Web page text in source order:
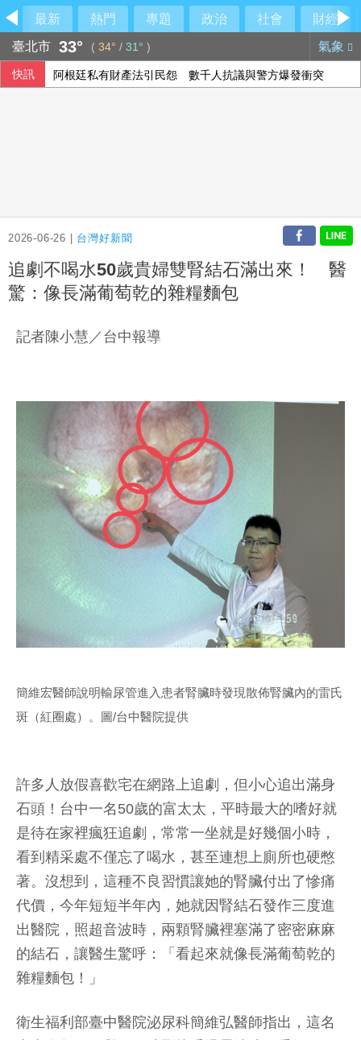
最新 熱門 專題 政治 社會
財經
臺北市 33° ( 34° / 31° ) 氣象
快訊 高齡博覽會登場 經長：2年助開發279項高齡科技產品
2026-06-26 | 台灣好新聞
追劇不喝水50歲貴婦雙腎結石滿出來！ 醫
驚：像長滿葡萄乾的雜糧麵包
記者陳小慧／台中報導
簡維宏醫師說明輸尿管進入患者腎臟時發現散佈腎臟內的雷氏
斑（紅圈處）。圖/台中醫院提供
許多人放假喜歡宅在網路上追劇，但小心追出滿身
石頭！台中一名50歲的富太太，平時最大的嗜好就
是待在家裡瘋狂追劇，常常一坐就是好幾個小時，
看到精采處不僅忘了喝水，甚至連想上廁所也硬憋
著。沒想到，這種不良習慣讓她的腎臟付出了慘痛
代價，今年短短半年內，她就因腎結石發作三度進
出醫院，照超音波時，兩顆腎臟裡塞滿了密密麻麻
的結石，讓醫生驚呼：「看起來就像長滿葡萄乾的
雜糧麵包！」
衛生福利部臺中醫院泌尿科簡維弘醫師指出，這名